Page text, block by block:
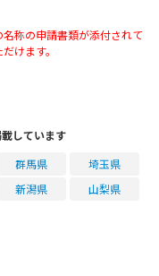
名称の申請書類が添付されて
けます。
しています
群馬県
埼玉県
新潟県
山梨県